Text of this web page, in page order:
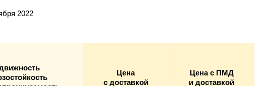
2022
Цена
с доставкой
Цена с ПМД
и доставкой